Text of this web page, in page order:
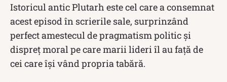
Istoricul antic Plutarh este cel care a consemnat
acest episod în scrierile sale, surprinzând
perfect amestecul de pragmatism politic și
dispreț moral pe care marii lideri îl au față de
cei care își vând propria tabără.